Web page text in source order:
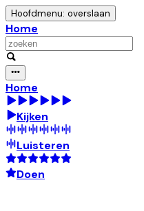
Hoofdmenu: overslaan
Home
Home
Kijken
Luisteren
Doen